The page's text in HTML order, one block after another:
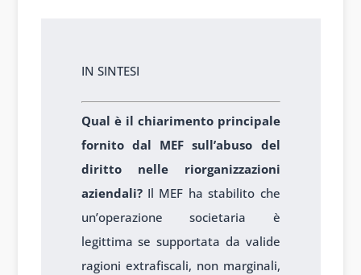
IN SINTESI
Qual è il chiarimento principale
fornito dal MEF sull’abuso del
diritto nelle riorganizzazioni
aziendali?Il MEF ha stabilito che
un’operazione societaria è
legittima se supportata da valide
ragioni extrafiscali, non marginali,